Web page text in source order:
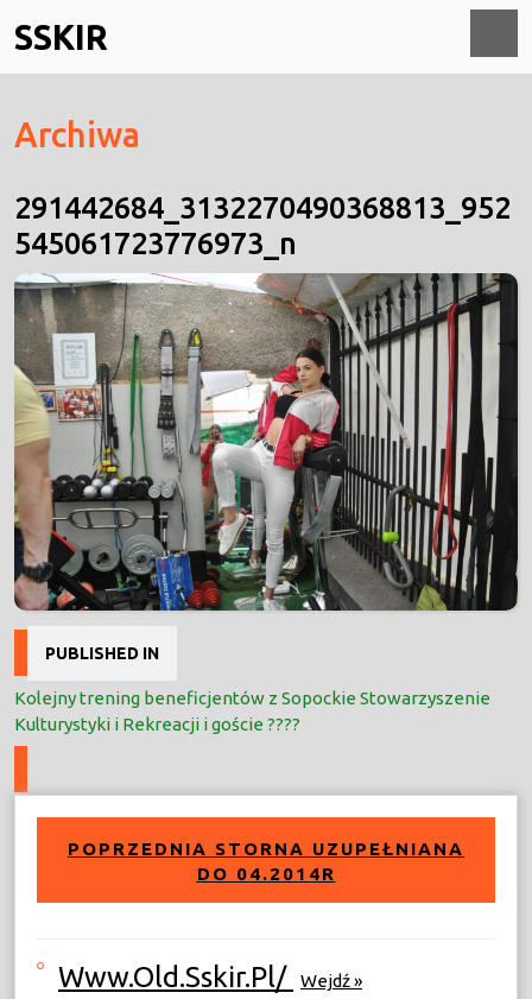
to
content
SSKIR
Archiwa
291442684_3132270490368813_952
545061723776973_n
Nawigacja
wpisu
PUBLISHED IN
Kolejny trening beneficjentów z Sopockie Stowarzyszenie
Kulturystyki i Rekreacji i goście ????
POPRZEDNIA STORNA UZUPEŁNIANA
DO 04.2014R
Www.old.sskir.pl/ Wejdź »